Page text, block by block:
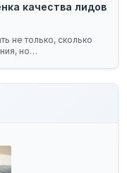
качества лидов
не только, сколько
но…